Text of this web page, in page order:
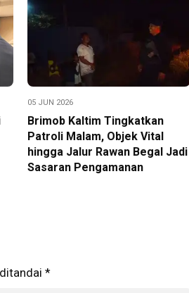
05 JUN 2026
Brimob Kaltim Tingkatkan
Patroli Malam, Objek Vital
hingga Jalur Rawan Begal Jadi
Sasaran Pengamanan
*